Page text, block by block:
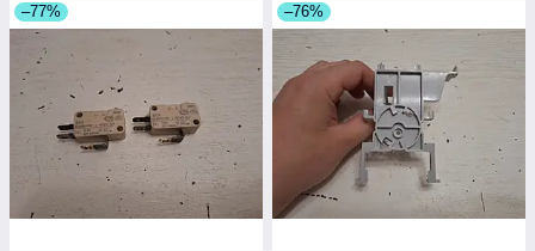
–77% –76%